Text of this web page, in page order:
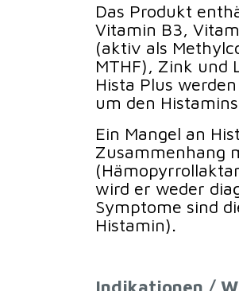
Das Produkt
Vitamin B3,
(aktiv als
MTHF), Zink und
Hista Plus
um den
Ein Mangel an
Zusammenhang
wird er weder
Symptome sind
Histamin).